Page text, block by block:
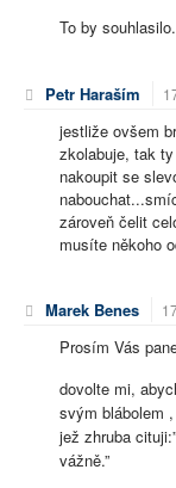
To by souhlasilo.
Petr Haraším
jestliže ovšem
zkolabuje, tak
nakoupit se
zároveň čelit
musíte někoho
Marek Benes
Prosím Vás
dovolte mi,
svým blábolem
jež zhruba
vážně.”